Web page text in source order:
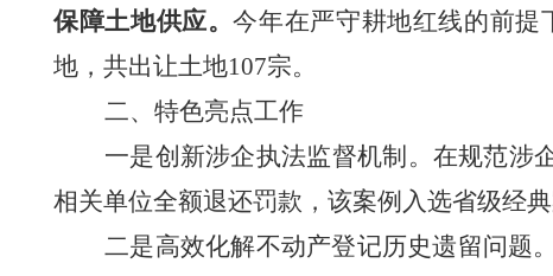
保障土地供应。今年在严守耕地红线的前提
地， 共出让土地107宗。
二、 特色亮点工作
一是创新涉企执法监督机制。在规范涉
相关单位全额退还罚款，该案例入选省级经
二是高效化解不动产登记历史遗留问题